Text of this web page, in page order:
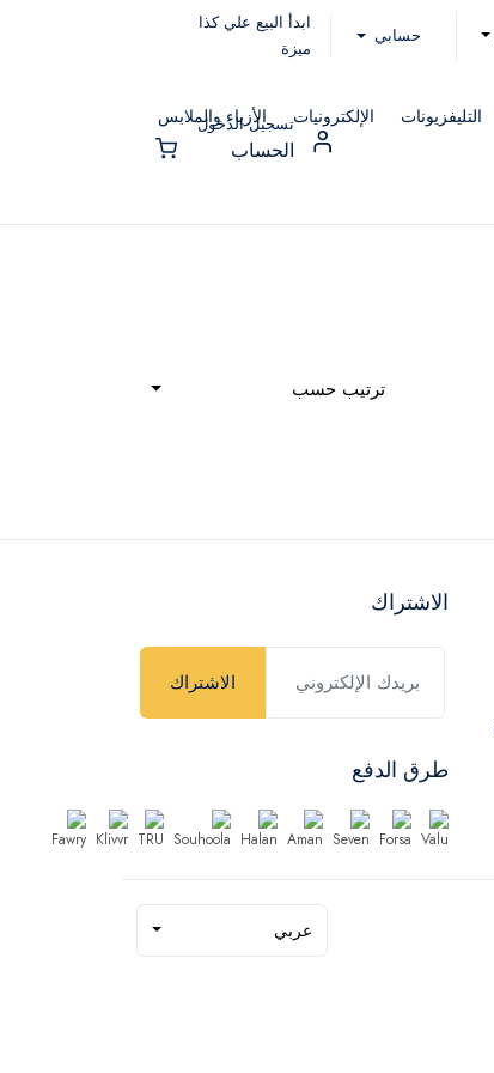
حسابي
ابدأ البيع علي كذا
ميزة
التليفزيونات الإلكترونيات الأزياء والملابس
تسجيل الدخول
الحساب
ترتيب حسب
الاشتراك
الاشتراك
طرق الدفع
عربي